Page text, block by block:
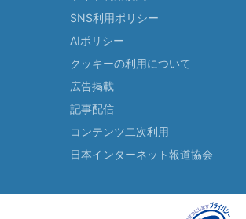
SNS利用ポリシー
AIポリシー
クッキーの利用について
広告掲載
記事配信
コンテンツ二次利用
日本インターネット報道協会